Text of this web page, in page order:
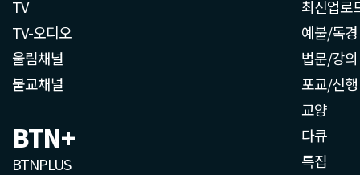
TV
TV-오디오
울림채널
불교채널
BTN+
BTNPLUS
최신업로
예불/독경
법문/강의
포교/신행
교양
다큐
특집